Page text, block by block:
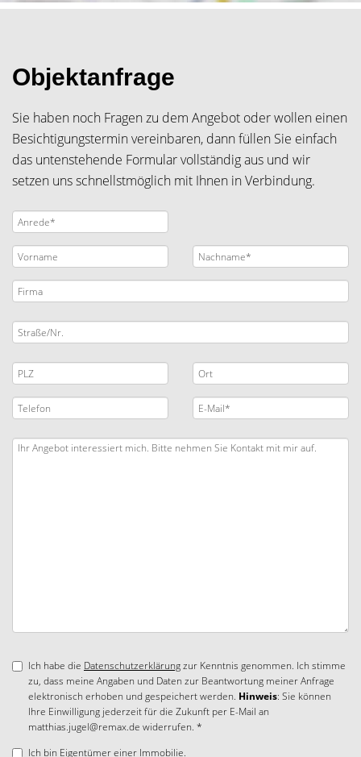
Objektanfrage
Sie haben noch Fragen zu dem Angebot oder wollen einen
Besichtigungstermin vereinbaren, dann füllen Sie einfach
das untenstehende Formular vollständig aus und wir
setzen uns schnellstmöglich mit Ihnen in Verbindung.
Ich habe die Datenschutzerklärungzur Kenntnis genommen. Ich stimme
zu, dass meine Angaben und Daten zur Beantwortung meiner Anfrage
elektronisch erhoben und gespeichert werden. Hinweis: Sie können
Ihre Einwilligung jederzeit für die Zukunft per E-Mail an
matthias.jugel@remax.de widerrufen. *
Ich bin Eigentümer einer Immobilie.